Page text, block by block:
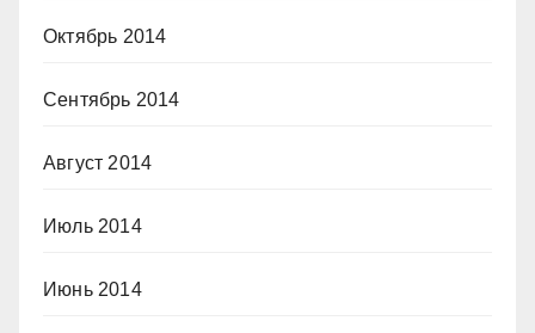
Октябрь 2014
Сентябрь 2014
Август 2014
Июль 2014
Июнь 2014